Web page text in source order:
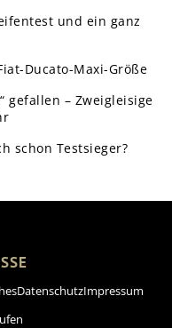
und ein ganz
Ducato-Maxi-Größe
gefallen – Zweigleisige
schon Testsieger?
DatenschutzImpressum